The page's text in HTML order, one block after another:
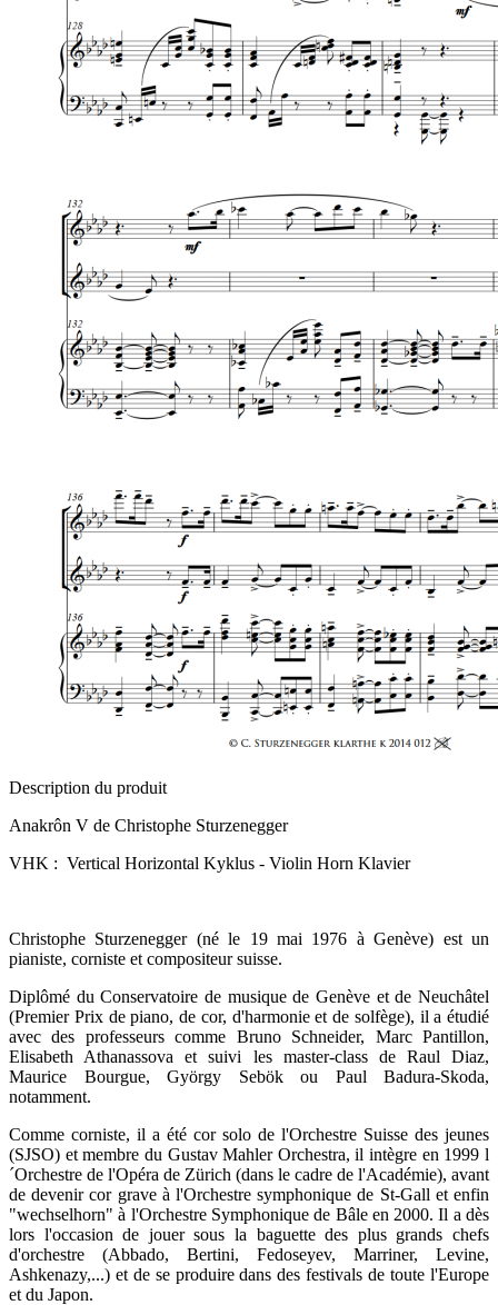
Description du produit
Anakrôn V de Christophe Sturzenegger
VHK : Vertical Horizontal Kyklus - Violin Horn Klavier
Christophe Sturzenegger (né le 19 mai 1976 à Genève) est un
pianiste, corniste et compositeur suisse.
Diplômé du Conservatoire de musique de Genève et de Neuchâtel
(Premier Prix de piano, de cor, d'harmonie et de solfège), il a étudié
avec des professeurs comme Bruno Schneider, Marc Pantillon,
Elisabeth Athanassova et suivi les master-class de Raul Diaz,
Maurice Bourgue, György Sebök ou Paul Badura-Skoda,
notamment.
Comme corniste, il a été cor solo de l'Orchestre Suisse des jeunes
(SJSO) et membre du Gustav Mahler Orchestra, il intègre en 1999 l
´Orchestre de l'Opéra de Zürich (dans le cadre de l'Académie), avant
de devenir cor grave à l'Orchestre symphonique de St-Gall et enfin
"wechselhorn" à l'Orchestre Symphonique de Bâle en 2000. Il a dès
lors l'occasion de jouer sous la baguette des plus grands chefs
d'orchestre (Abbado, Bertini, Fedoseyev, Marriner, Levine,
Ashkenazy,...) et de se produire dans des festivals de toute l'Europe
et du Japon.